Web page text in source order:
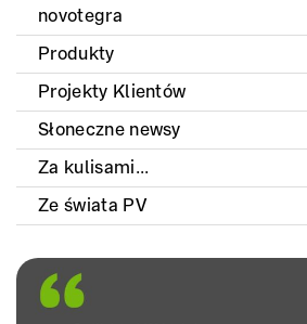
novotegra
Produkty
Projekty Klientów
Słoneczne newsy
Za kulisami...
Ze świata PV